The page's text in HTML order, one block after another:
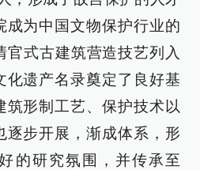
成为中国文物保护行业的
官式古建筑营造技艺列入
化遗产名录奠定了良好基
筑形制工艺、保护技术以
逐步开展，渐成体系，形
的研究氛围，并传承至